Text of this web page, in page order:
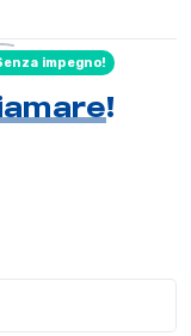
!
impegno!